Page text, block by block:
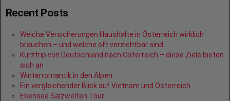
Recent Posts
Welche Versicherungen Haushalte in Österreich wirklich
brauchen – und welche oft verzichtbar sind
Kurztrip von Deutschland nach Österreich – diese Ziele bieten
sich an
Winterromantik in den Alpen
Ein vergleichender Blick auf Vietnam und Österreich
Ebensee Salzwelten Tour